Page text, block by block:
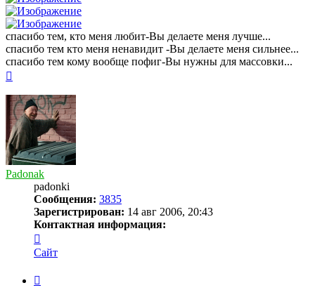
спасибо тем, кто меня любит-Вы делаете меня лучше...
спасибо тем кто меня ненавидит -Вы делаете меня сильнее...
спасибо тем кому вообще пофиг-Вы нужны для массовки...
началу
Padonak
padonki
Сообщения: 3835
Зарегистрирован: 14 авг 2006, 20:43
Контактная информация:
информация
пользователя
Сайт